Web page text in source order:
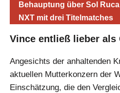
Behauptung über Sol Ruca
NXT mit drei Titelmatches
Vince entließ lieber als
Angesichts der anhaltenden
aktuellen Mutterkonzern der
Einschätzung, die den